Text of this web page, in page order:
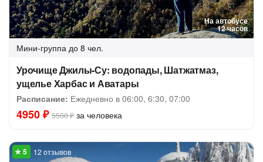
На автобусе
12 часов
Мини-группа до 8 чел.
Урочище Джилы-Су: водопады, Шатжатмаз,
ущелье Харбас и Аватары
Расписание: Ежедневно в 06:00, 6:30, 07:00
4950 ₽ 5500 ₽ за человека
12 отзывов